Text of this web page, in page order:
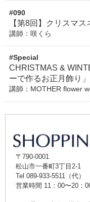
#090
【第8回】クリスマ
講師：咲くら
#Special
CHRISTMAS &
ーで作るお正月飾り」
講師：MOTHER flower
〒790-0001
松山市一番町3丁目2-1
Tel 089-933-5511（代）
営業時間 11：00〜20：